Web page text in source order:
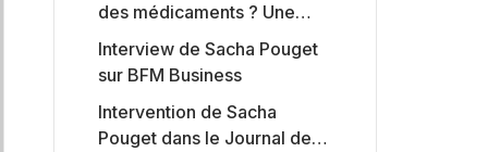
des médicaments ? Une
étude intéressante chez les
Big Pharmas
Interview de Sacha Pouget
sur BFM Business
Intervention de Sacha
Pouget dans le Journal des